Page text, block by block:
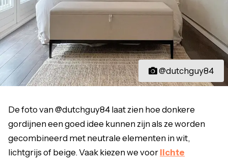
@dutchguy84
De foto van @dutchguy84 laat zien hoe donkere
gordijnen een goed idee kunnen zijn als ze worden
gecombineerd met neutrale elementen in wit,
lichtgrijs of beige. Vaak kiezen we voor lichte